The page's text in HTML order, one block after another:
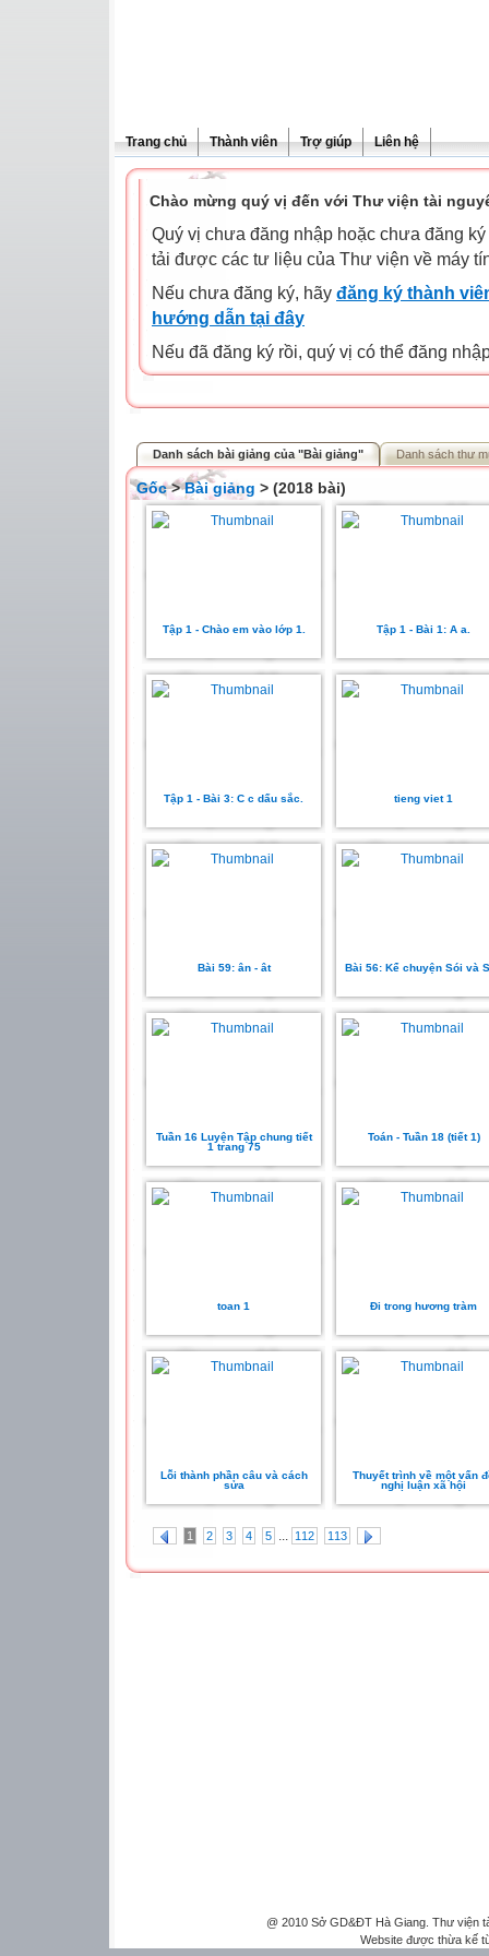
Trang chủ Thành viên Trợ giúp Liên hệ
Chào mừng quý vị đến với Thư viện tài
Quý vị chưa đăng nhập hoặc chưa đăng
tải được các tư liệu của Thư viện về máy
Nếu chưa đăng ký, hãy đăng ký thành
hướng dẫn tại đây
Nếu đã đăng ký rồi, quý vị có thể đăng
Danh sách bài giảng của "Bài giảng" Danh sách thư
Gốc>Bài giảng > (2018 bài)
Tập 1 - Chào em vào lớp 1. Tập 1 - Bài 1: A a.
Tập 1 - Bài 3: C c dấu sắc. tieng viet 1
Bài 59: ân - ât Bài 56: Kể chuyện Sói và
Tuần 16 Luyện Tập chung tiết
1 trang 75
Toán - Tuần 18 (tiết 1)
toan 1 Đi trong hương tràm
Lỗi thành phần câu và cách
sửa
Thuyết trình về một vấn
nghị luận xã hội
1 2 3 4 5 ... 112 113
@ 2010 Sở GD&ĐT Hà Giang. Thư viện
Website được thừa kế